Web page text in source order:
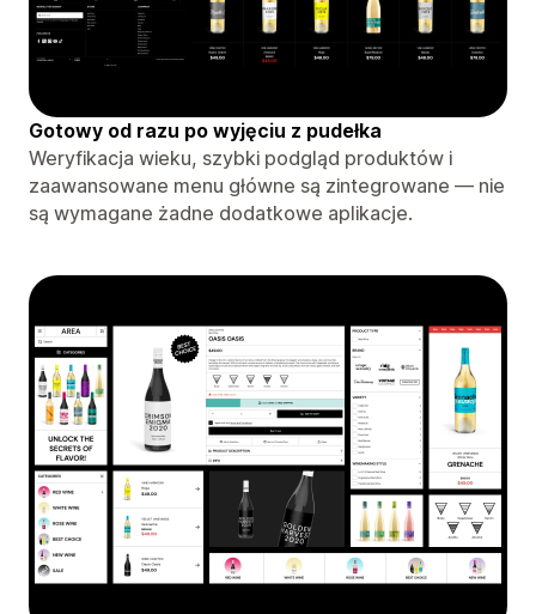
Gotowy od razu po wyjęciu z pudełka
Weryfikacja wieku, szybki podgląd produktów i
zaawansowane menu główne są zintegrowane — nie
są wymagane żadne dodatkowe aplikacje.